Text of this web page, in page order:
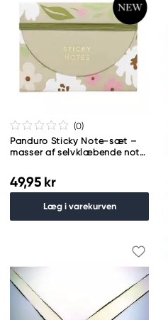
(0)
Panduro Sticky Note-sæt –
masser af selvklæbende noter
49,95 kr
Læg i varekurven